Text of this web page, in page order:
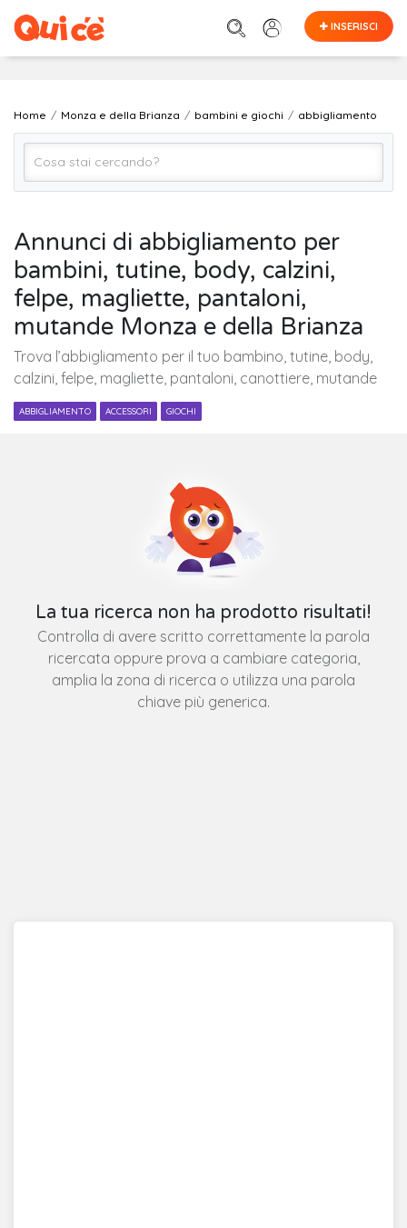
INSERISCI
Home Monza e della Brianza bambini e giochi abbigliamento
Monza e della Brianza
Cerca
Annunci di abbigliamento per
bambini, tutine, body, calzini,
felpe, magliette, pantaloni,
mutande Monza e della Brianza
Trova l’abbigliamento per il tuo bambino, tutine, body,
calzini, felpe, magliette, pantaloni, canottiere, mutande
ABBIGLIAMENTO ACCESSORI GIOCHI
La tua ricerca non ha prodotto risultati!
Controlla di avere scritto correttamente la parola
ricercata oppure prova a cambiare categoria,
amplia la zona di ricerca o utilizza una parola
chiave più generica.